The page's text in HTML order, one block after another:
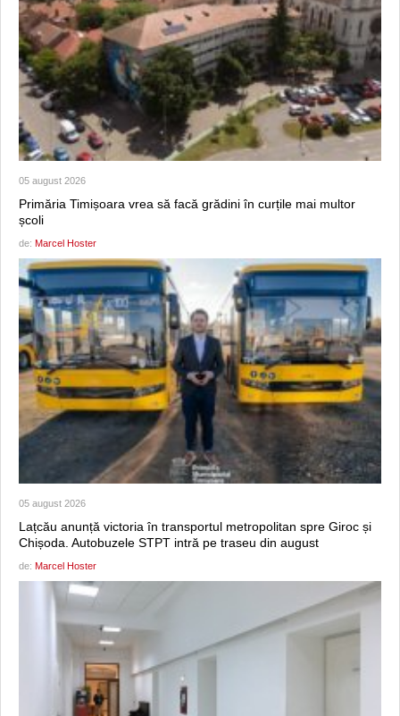
05 august 2026
Primăria Timișoara vrea să facă grădini în curțile mai multor
școli
de: Marcel Hoster
05 august 2026
Lațcău anunță victoria în transportul metropolitan spre Giroc și
Chișoda. Autobuzele STPT intră pe traseu din august
de: Marcel Hoster